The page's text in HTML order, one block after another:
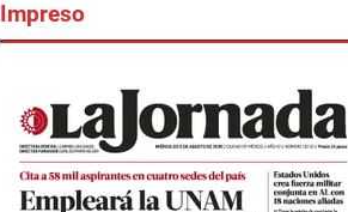
Impreso